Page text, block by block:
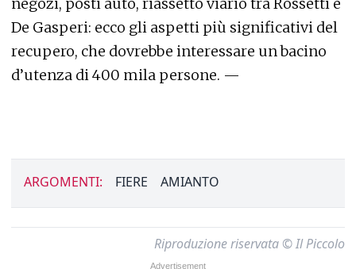
negozi, posti auto, riassetto viario tra Rossetti e
De Gasperi: ecco gli aspetti più significativi del
recupero, che dovrebbe interessare un bacino
d’utenza di 400 mila persone. —
ARGOMENTI: FIERE AMIANTO
Riproduzione riservata © Il Piccolo